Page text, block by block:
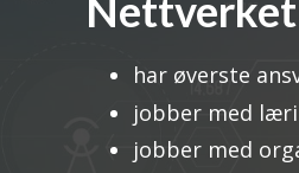
Nettverket
har øverste
jobber med
jobber med